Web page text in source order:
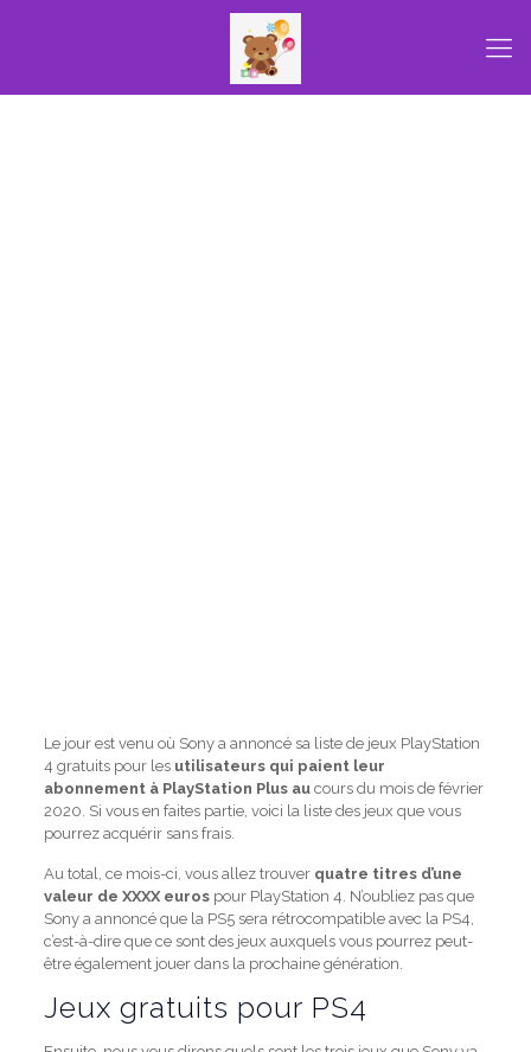
Le jour est venu où Sony a annoncésa liste de jeux PlayStation
4 gratuits pour les utilisateurs qui paient leur
abonnement à PlayStation Plus aucours du mois de février
2020. Si vous en faites partie, voici la liste des jeux que vous
pourrez acquérir sans frais.
Au total, ce mois-ci, vous allez trouver quatre titres d’une
valeur de XXXX eurospour PlayStation 4. N’oubliez pas que
Sony a annoncéque la PS5 sera rétrocompatible avec la PS4,
c’est-à-dire que ce sont des jeux auxquels vous pourrez peut-
être également jouer dans la prochaine génération.
Jeux gratuits pour PS4